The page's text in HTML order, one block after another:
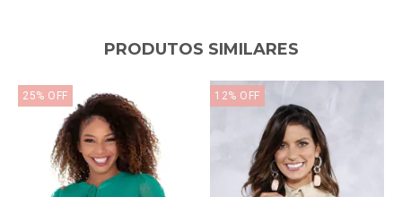
PRODUTOS SIMILARES
25% OFF 12% OFF